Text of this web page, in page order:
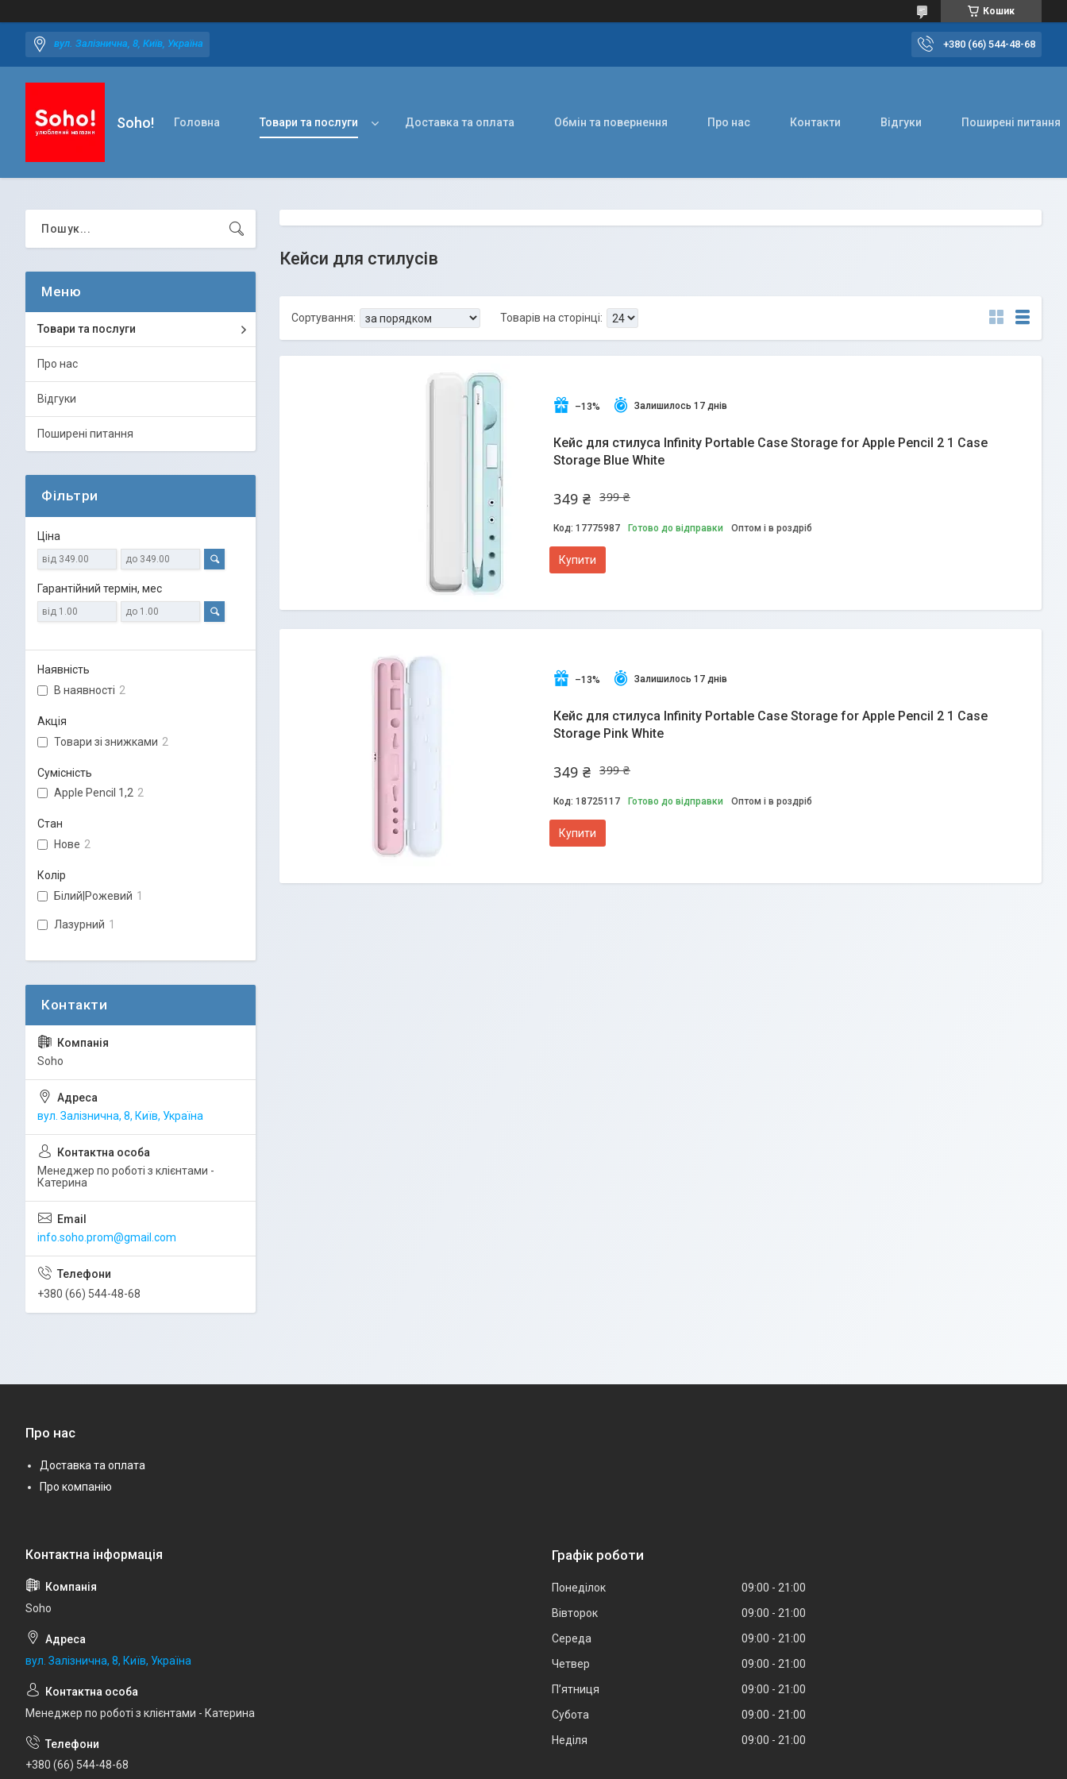
Кошик
вул. Залізнична, 8, Київ, Україна +380 (66) 544-48-68
Soho! Головна Товари та послуги Доставка та оплата Обмін та повернення Про нас Контакти Відгуки Поширені питання
Кейси для стилусів
–13% Залишилось 17 днів
Кейс для стилуса Infinity Portable Case Storage for Apple Pencil 2 1 Case
Storage Blue White
399 ₴
349 ₴
17775987 Готово до відправки Оптом і в роздріб
Купити
–13% Залишилось 17 днів
Кейс для стилуса Infinity Portable Case Storage for Apple Pencil 2 1 Case
Storage Pink White
399 ₴
349 ₴
18725117 Готово до відправки Оптом і в роздріб
Купити
Товари та послуги
Про нас
Відгуки
Поширені питання
Фільтри
Ціна
Гарантійний термін, мес
Наявність
В наявності 2
Акція
Товари зі знижками 2
Сумісність
Apple Pencil 1,2 2
Стан
Нове 2
Колір
Білий|Рожевий 1
Лазурний 1
Soho
вул. Залізнична, 8, Київ, Україна
Менеджер по роботі з клієнтами -
Катерина
info.soho.prom@gmail.com
+380 (66) 544-48-68
Про нас
Доставка та оплата
Про компанію
Soho
вул. Залізнична, 8, Київ, Україна
Менеджер по роботі з клієнтами - Катерина
+380 (66) 544-48-68
Графік роботи
Понеділок 09:00
21:00
Вівторок
09:00
21:00
Середа
09:00
21:00
Четвер
09:00
21:00
Пʼятниця
09:00
21:00
Субота
09:00
21:00
Неділя
09:00 21:00